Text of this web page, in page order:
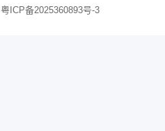
粤ICP备2025360893号-3